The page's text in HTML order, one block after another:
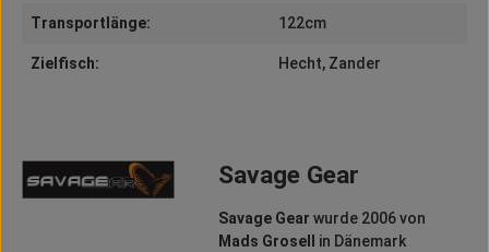
Transportlänge: 122cm
Zielfisch: Hecht, Zander
Savage Gear
Savage Gear wurde 2006 von
Mads Grosell
in Dänemark